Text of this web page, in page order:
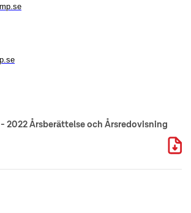
- 2022 Årsberättelse och Årsredovisning